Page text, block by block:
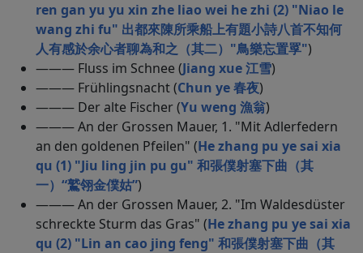
ren gan yu yu xin zhe liao wei he zhi (2) "Niao le
wang zhi fu" 出都來陳所乘船上有題小詩八首不知何
人有感於余心者聊為和之（其二）"鳥樂忘置罦")
——— Fluss im Schnee (Jiang xue 江雪)
——— Frühlingsnacht (Chun ye 春夜)
——— Der alte Fischer (Yu weng 漁翁)
——— An der Grossen Mauer, 1. "Mit Adlerfedern
an den goldenen Pfeilen" (He zhang pu ye sai xia
qu (1) "Jiu ling jin pu gu" 和張僕射塞下曲（其
一）“鷲翎金僕姑”)
——— An der Grossen Mauer, 2. "Im Waldesdüster
schreckte Sturm das Gras" (He zhang pu ye sai xia
qu (2) "Lin an cao jing feng" 和張僕射塞下曲（其